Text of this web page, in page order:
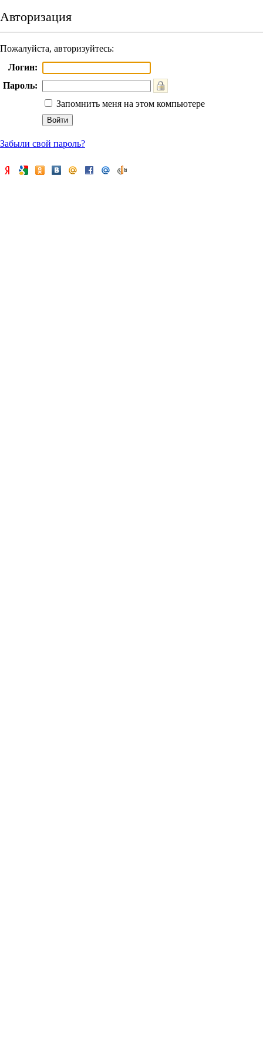
Авторизация
Пожалуйста, авторизуйтесь:
Логин:
Пароль:
Запомнить меня на этом компьютере
Забыли свой пароль?